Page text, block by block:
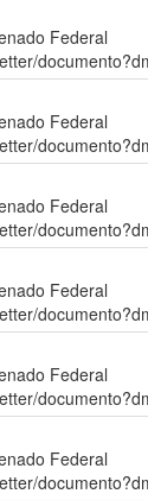
Federal
Federal
Federal
Federal
Federal
Federal